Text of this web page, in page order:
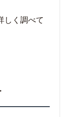
しく調べて